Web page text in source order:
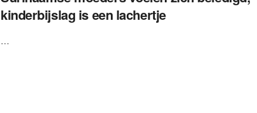
kinderbijslag is een lachertje
...